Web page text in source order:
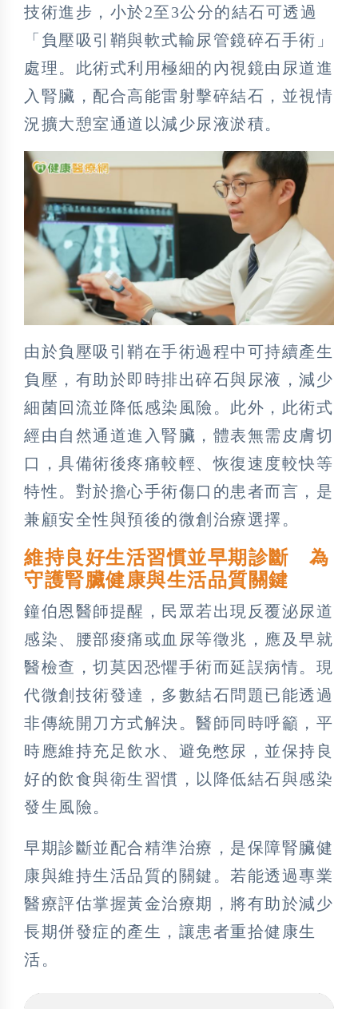
技術進步，小於2至3公分的結石可透過
「負壓吸引鞘與軟式輸尿管鏡碎石手術」
處理。此術式利用極細的內視鏡由尿道進
入腎臟，配合高能雷射擊碎結石，並視情
況擴大憩室通道以減少尿液淤積。
由於負壓吸引鞘在手術過程中可持續產生
負壓，有助於即時排出碎石與尿液，減少
細菌回流並降低感染風險。此外，此術式
經由自然通道進入腎臟，體表無需皮膚切
口，具備術後疼痛較輕、恢復速度較快等
特性。對於擔心手術傷口的患者而言，是
兼顧安全性與預後的微創治療選擇。
維持良好生活習慣並早期診斷 為
守護腎臟健康與生活品質關鍵
鐘伯恩醫師提醒，民眾若出現反覆泌尿道
感染、腰部痠痛或血尿等徵兆，應及早就
醫檢查，切莫因恐懼手術而延誤病情。現
代微創技術發達，多數結石問題已能透過
非傳統開刀方式解決。醫師同時呼籲，平
時應維持充足飲水、避免憋尿，並保持良
好的飲食與衛生習慣，以降低結石與感染
發生風險。
早期診斷並配合精準治療，是保障腎臟健
康與維持生活品質的關鍵。若能透過專業
醫療評估掌握黃金治療期，將有助於減少
長期併發症的產生，讓患者重拾健康生
活。